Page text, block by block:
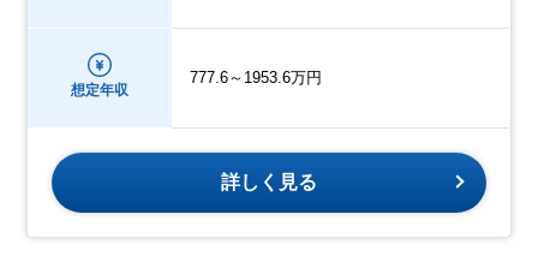
想定年収
777.6～1953.6万円
詳しく見る